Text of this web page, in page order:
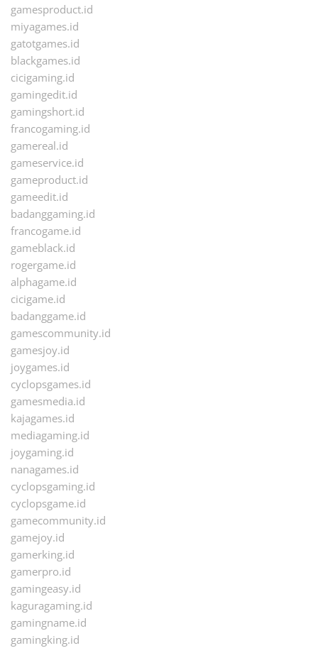
gamesproduct.id
miyagames.id
gatotgames.id
blackgames.id
cicigaming.id
gamingedit.id
gamingshort.id
francogaming.id
gamereal.id
gameservice.id
gameproduct.id
gameedit.id
badanggaming.id
francogame.id
gameblack.id
rogergame.id
alphagame.id
cicigame.id
badanggame.id
gamescommunity.id
gamesjoy.id
joygames.id
cyclopsgames.id
gamesmedia.id
kajagames.id
mediagaming.id
joygaming.id
nanagames.id
cyclopsgaming.id
cyclopsgame.id
gamecommunity.id
gamejoy.id
gamerking.id
gamerpro.id
gamingeasy.id
kaguragaming.id
gamingname.id
gamingking.id